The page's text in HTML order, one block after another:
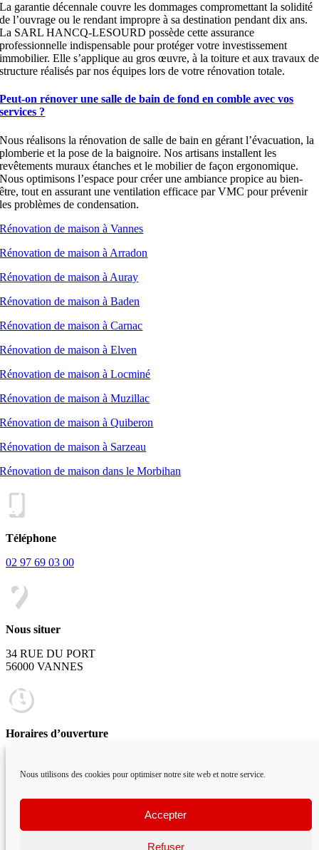
Nous utilisons des cookies pour optimiser notre site web et notre service.
Accepter
Refuser
La garantie décennale couvre les dommages compromettant la solidité
de l’ouvrage ou le rendant impropre à sa destination pendant dix ans.
La SARL HANCQ-LESOURD possède cette assurance
professionnelle indispensable pour protéger votre investissement
immobilier. Elle s’applique au gros œuvre, à la toiture et aux travaux de
structure réalisés par nos équipes lors de votre rénovation totale.
Peut-on rénover une salle de bain de fond en comble avec vos
services ?
Nous réalisons la rénovation de salle de bain en gérant l’évacuation, la
plomberie et la pose de la baignoire. Nos artisans installent les
revêtements muraux étanches et le mobilier de façon ergonomique.
Nous optimisons l’espace pour créer une ambiance propice au bien-
être, tout en assurant une ventilation efficace par VMC pour prévenir
les problèmes de condensation.
Rénovation de maison à Vannes
Rénovation de maison à Arradon
Rénovation de maison à Auray
Rénovation de maison à Baden
Rénovation de maison à Carnac
Rénovation de maison à Elven
Rénovation de maison à Locminé
Rénovation de maison à Muzillac
Rénovation de maison à Quiberon
Rénovation de maison à Sarzeau
Rénovation de maison dans le Morbihan
Téléphone
02 97 69 03 00
Nous situer
34 RUE DU PORT
56000 VANNES
Horaires d’ouverture
8H30 – 12H30 | 14H – 19H
Maisons individuelles
Établissements scolaires
Bâtiments d’entreprises TABLE DES MATIÈRES Contact